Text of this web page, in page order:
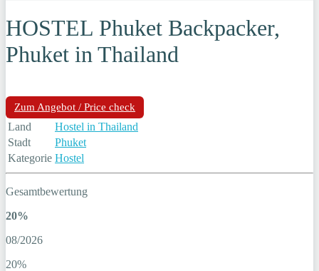
HOSTEL Phuket Backpacker,
Phuket in Thailand
Zum Angebot / Price check
Land
Hostel in Thailand
Stadt
Phuket
Kategorie Hostel
Gesamtbewertung
20%
08/2026
20%